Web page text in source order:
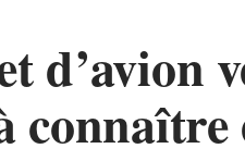
d’avion
connaître